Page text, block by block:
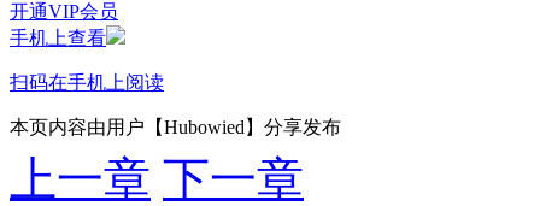
开通VIP会员
手机上查看
扫码在手机上阅读
本页内容由用户【Hubowied】分享发布
上一章 下一章